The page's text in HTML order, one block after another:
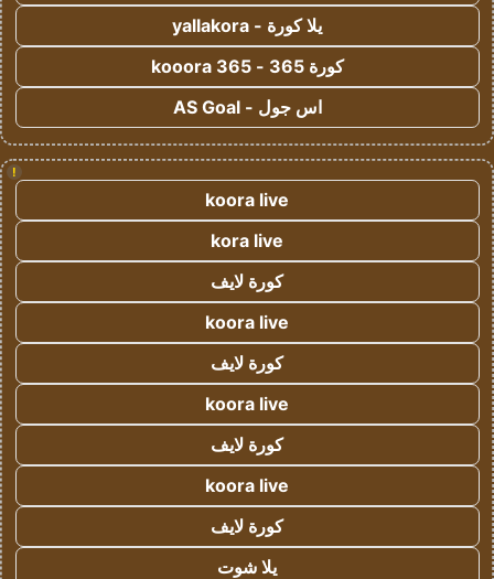
يلا كورة - yallakora
كورة 365 - kooora 365
اس جول - AS Goal
!
koora live
kora live
كورة لايف
koora live
كورة لايف
koora live
كورة لايف
koora live
كورة لايف
يلا شوت